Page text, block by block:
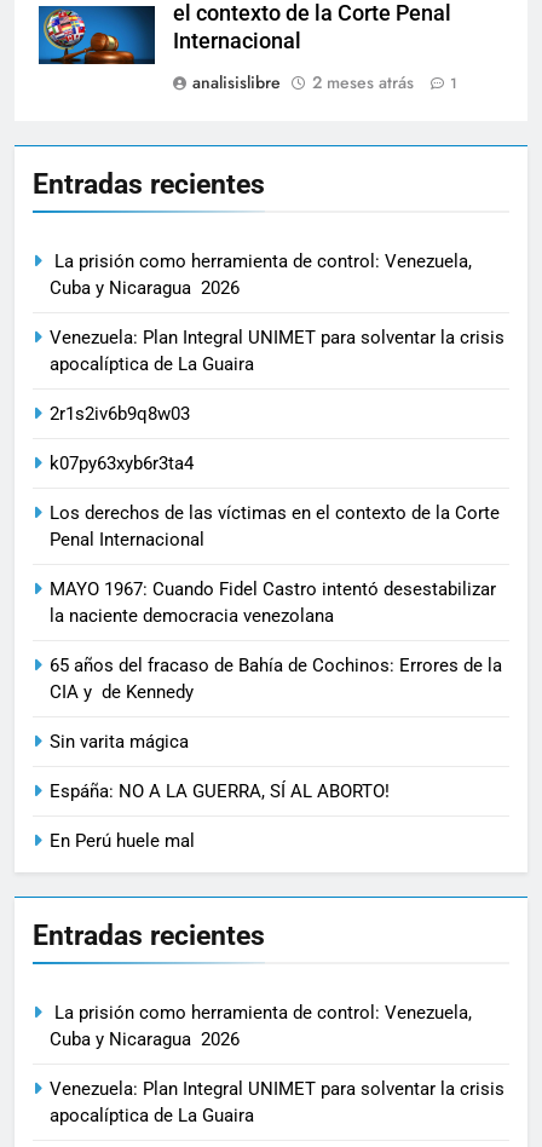
el contexto de la Corte Penal
Internacional
analisislibre
2 meses atrás 1
Entradas recientes
La prisión como herramienta de control: Venezuela,
Cuba y Nicaragua 2026
Venezuela: Plan Integral UNIMET para solventar la crisis
apocalíptica de La Guaira
2r1s2iv6b9q8w03
k07py63xyb6r3ta4
Los derechos de las víctimas en el contexto de la Corte
Penal Internacional
MAYO 1967: Cuando Fidel Castro intentó desestabilizar
la naciente democracia venezolana
65 años del fracaso de Bahía de Cochinos: Errores de la
CIA y de Kennedy
Sin varita mágica
Espáña: NO A LA GUERRA, SÍ AL ABORTO!
En Perú huele mal
Entradas recientes
La prisión como herramienta de control: Venezuela,
Cuba y Nicaragua 2026
Venezuela: Plan Integral UNIMET para solventar la crisis
apocalíptica de La Guaira